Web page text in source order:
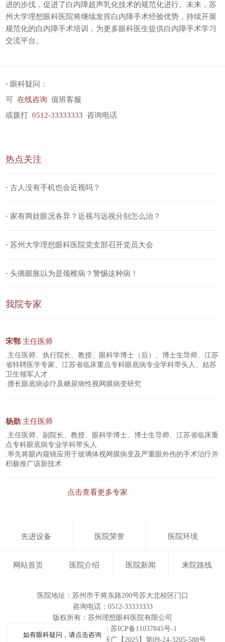
进的步伐，促进了白内障超声乳化技术的规范化进行。未来，苏
州大学理想眼科医院将继续发挥白内障手术经验优势，持续开展
规范化的白内障手术培训，为更多眼科医生提供白内障手术学习
交流平台。
· 眼科疑问：
可在线咨询 值班客服
或拨打0512-33333333 咨询电话
热点关注
·古人没有手机也会近视吗？
·家有两娃眼况各异？近视与远视分别怎么治？
·苏州大学理想眼科医院党支部召开党员大会
·头痛眼胀以为是颈椎病？警惕这种病！
我院专家
宋鄂 主任医师
.主任医师、执行院长、教授、眼科学博士（后）、博士生导师、江苏
省特聘医学专家、江苏省临床重点专科眼底病专业学科带头人、姑苏
卫生领军人才
.擅长眼底病诊疗及糖尿病性视网膜病变研究
杨勋 主任医师
.主任医师、副院长、教授、眼科学博士、博士生导师、江苏省临床重
点专科眼底病专业学科带头人
.率先将眼内窥镜应用于玻璃体视网膜病变及严重眼外伤的手术治疗并
积极推广该新技术
点击查看更多专家
先进设备 医院荣誉 医院环境
网站首页 医院介绍 医院新闻 来院路线
医院地址：苏州市干将东路200号苏大北校区门口
咨询电话：0512-33333333
版权所有： 苏州理想眼科医院有限公司
ICP备案/许可证号：苏ICP备11037845号-1
医疗广告审查证明文号：苏医广【2025】第09-24-3205-588号
如有眼科疑问，请点击咨询